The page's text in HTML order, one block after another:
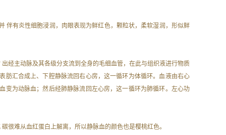
伴有炎性细胞浸润，肉眼表现为鲜红色，颗粒状，柔软湿润，形似鲜
经主动脉及其各级分支流到全身的毛细血管，在此与组织液进行物质
汇合成上、下腔静脉流回右心房，这一循环为体循环。血液由右心
为动脉血；然后经肺静脉流回左心房，这一循环为肺循环。左心功
很难从血红蛋白上解离，所以静脉血的颜色也是樱桃红色。